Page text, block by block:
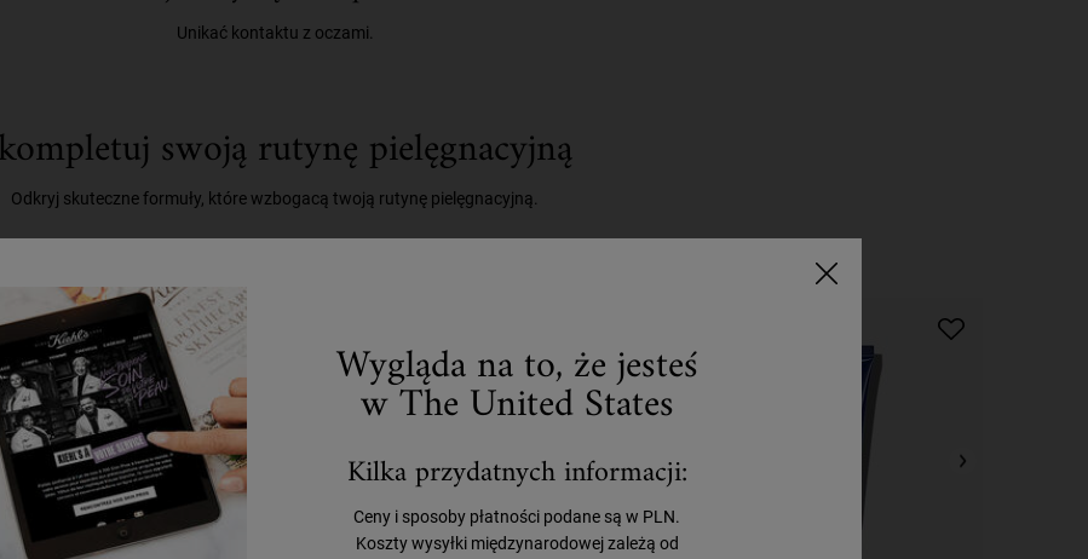
Unikać kontaktu z oczami.
swoją rutynę pielęgnacyjną
Odkryj skuteczne formuły, które wzbogacą twoją rutynę pielęgnacyjną.
Krok 4
Wygląda na to, że jesteś
w The United States
Kilka przydatnych informacji:
Ceny i sposoby płatności podane są w PLN.
Koszty wysyłki międzynarodowej zależą od